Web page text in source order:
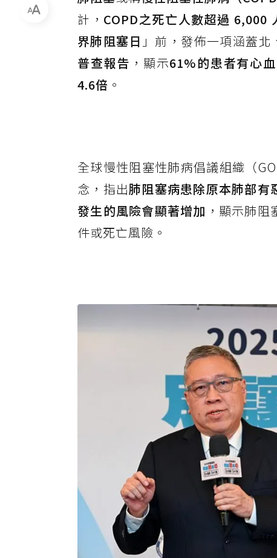
計， COPD之死亡人數超過 6,000
界肺阻塞日 」前，發佈一項涵蓋
普查報告 ，顯示61%的患者有心
4.6倍 。
全球慢性阻塞性肺病倡議組織（
念，指出肺阻塞病患除原本肺部有
發生的風險會顯著增加 ，顯示肺
件或死亡風險。